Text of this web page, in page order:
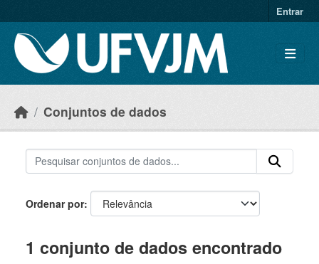
Entrar
Conjuntos de dados
Ordenar por
1 conjunto de dados encontrado